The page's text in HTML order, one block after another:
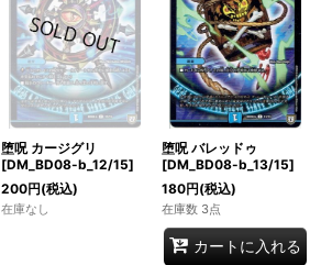
堕呪 カージグリ
[DM_BD08-b_12/15]
200円(税込)
在庫なし
堕呪 バレッドゥ
[DM_BD08-b_13/15]
180円(税込)
在庫数 3点
カートに入れる